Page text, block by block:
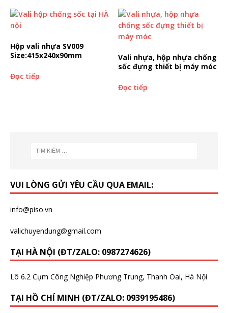
Hộp vali nhựa SV009
Size:415x240x90mm
Đọc tiếp
Vali nhựa, hộp nhựa chống
sốc đựng thiết bị máy móc
Đọc tiếp
VUI LÒNG GỬI YÊU CẦU QUA EMAIL:
info@piso.vn
valichuyendung@gmail.com
TẠI HÀ NỘI (ĐT/ZALO: 0987274626)
Lô 6.2 Cụm Công Nghiệp Phương Trung, Thanh Oai, Hà Nội
TẠI HỒ CHÍ MINH (ĐT/ZALO: 0939195486)